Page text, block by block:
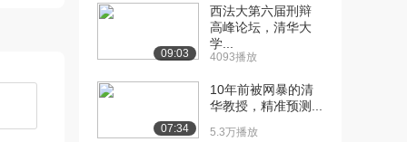
[8] 武汉大学公开课：帮你
03:05
[9] 武汉大学公开课：防止
上当受骗一
2.5万播放
01:38
09:03
西法大第六届刑辩
高峰论坛，清华大
学...
4093播放
07:34
10年前被网暴的清
华教授，精准预测...
5.3万播放